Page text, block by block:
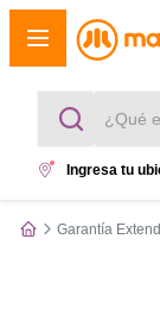
¿Qué estás
Ingresa tu
Garantía